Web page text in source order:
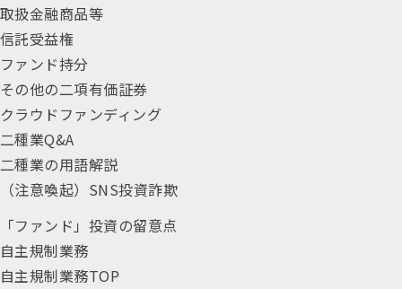
取扱金融商品等
信託受益権
ファンド持分
その他の二項有価証券
クラウドファンディング
二種業Q&A
二種業の用語解説
（注意喚起）SNS投資詐欺
「ファンド」投資の留意点
自主規制業務
自主規制業務TOP